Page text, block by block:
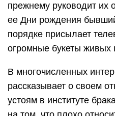
прежнему руководит их
ее Дни рождения
порядке присылает
огромные букеты живых
В многочисленных
рассказывает о своем
устоям в институте